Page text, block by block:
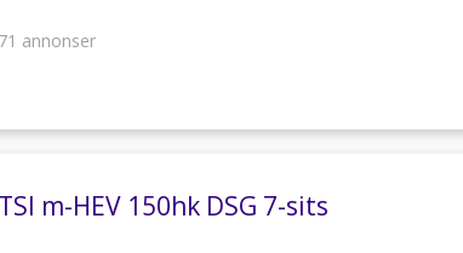
71 annonser
m-HEV 150hk DSG 7-sits